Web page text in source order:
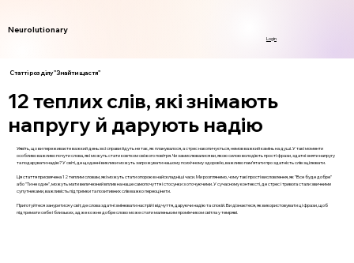
Neurolutionary
Login
Статті розділу "Знайти щастя"
12 теплих слів, які знімають
напругу й дарують надію
Уявіть, що ви переживаєте важкий день: всі справи йдуть не так, як планувалося, а стрес накопичується, немов важкий камінь на душі. У такі моменти
особливо важливо почути слова, які можуть стати ковтком свіжого повітря. Чи замислювалися ви, якою силою володіють прості фрази, здатні зняти напругу
та подарувати надію? У світі, де щоденні виклики можуть загрожувати нашому психічному здоров’ю, важливо пам’ятати про здатність слів зцілювати.
Ця стаття присвячена 12 теплим словам, які можуть стати опорою в найскладніші часи. Ми розглянемо, чому такі прості висловлення, як "Все буде добре"
або "Ти не один", можуть мати величезний вплив на наше самопочуття і стосунки з оточуючими. У сучасному контексті, де стрес і тривога стали звичними
супутниками, важливість підтримки та позитивних слів важко переоцінити.
Приготуйтеся зануритися у світ, де слова здатні змінювати настрій і відчуття, даруючи надію та спокій. Ви дізнаєтеся, як використовувати ці фрази, щоб
підтримати себе і близьких, адже кожне добре слово може стати маленьким промінчиком світла у темряві.